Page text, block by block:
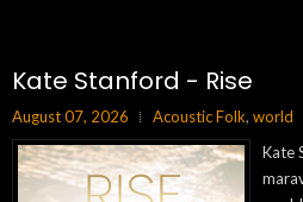
Kate Stanford - Rise
August 07, 2026 Acoustic Folk, world
Kate